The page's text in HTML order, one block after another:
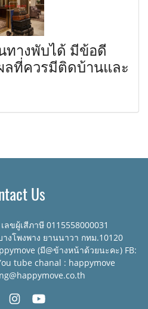
ทางพับได้ มีข้อดี
ลที่ควรมีติดบ้านและ
Us
ขผู้เสีภาษี 0115558000031
งโพงพาง ยานนาวา กทม.10120
(มี@ข้างหน้าด้วยนะคะ) FB:
tube chanal : happymove